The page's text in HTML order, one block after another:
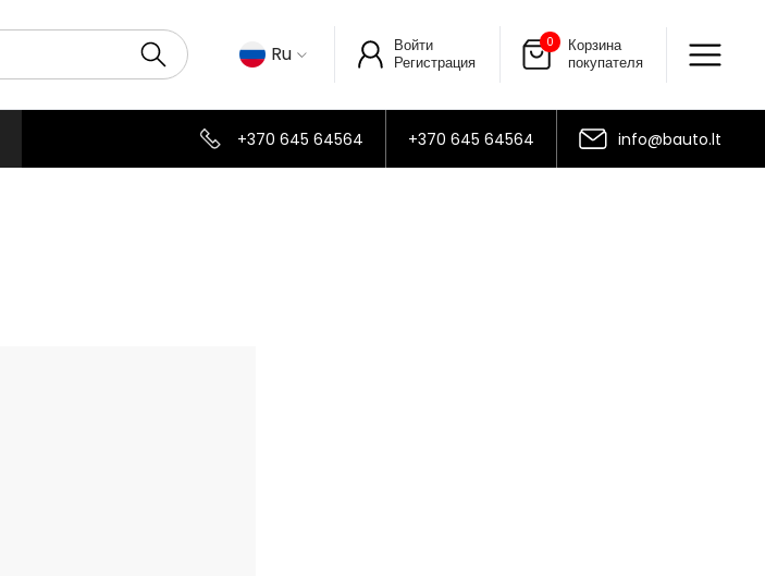
Ru
Войти
Регистрация
0
Корзина
покупателя
+370 645 64564 +370 645 64564 info@bauto.lt